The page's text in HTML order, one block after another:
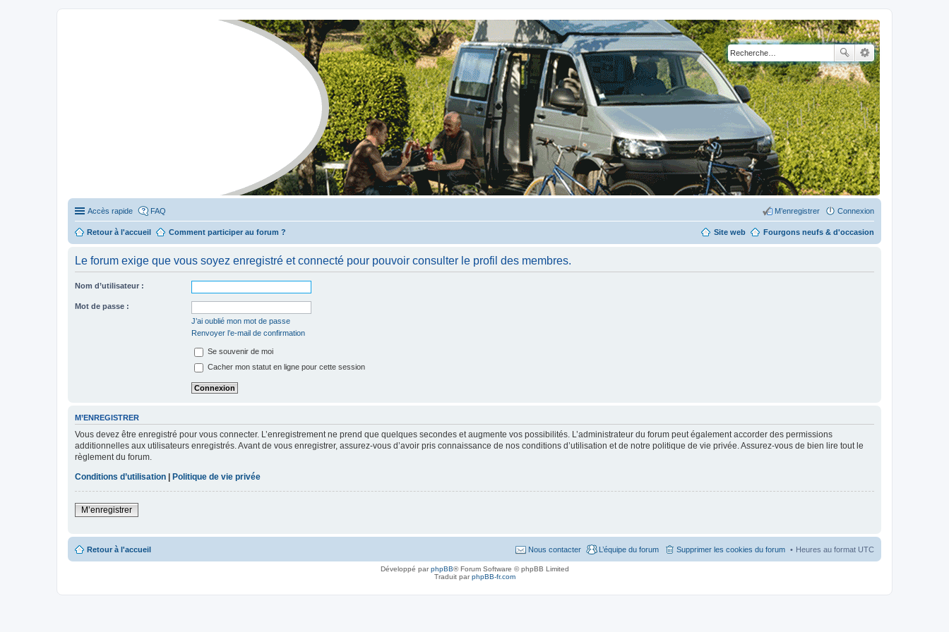
Stylevan - Vans aménagés
Accès rapide FAQ Connexion
M’enregistrer
Retour à l'accueil Comment participer au forum ? Fourgons neufs & d'occasion
Site web
Le forum exige que vous soyez enregistré et connecté pour pouvoir consulter le profil des membres.
Nom d’utilisateur :
Mot de passe :
J’ai oublié mon mot de passe
Renvoyer l’e-mail de confirmation
Se souvenir de moi
Cacher mon statut en ligne pour cette session
M’ENREGISTRER
Vous devez être enregistré pour vous connecter. L’enregistrement ne prend que quelques secondes et augmente vos possibilités. L’administrateur du forum peut également accorder des permissions
additionnelles aux utilisateurs enregistrés. Avant de vous enregistrer, assurez-vous d’avoir pris connaissance de nos conditions d’utilisation et de notre politique de vie privée. Assurez-vous de bien lire tout le
règlement du forum.
Conditions d’utilisation | Politique de vie privée
M’enregistrer
Retour à l'accueil Heures au format UTC
Supprimer les cookies du forum
L’équipe du forum
Nous contacter
Développé parphpBB® Forum Software © phpBB Limited
Traduit parphpBB-fr.com